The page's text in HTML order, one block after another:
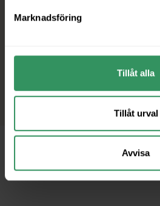
Marknadsföring
Tillåt alla
Tillåt urval
Avvisa